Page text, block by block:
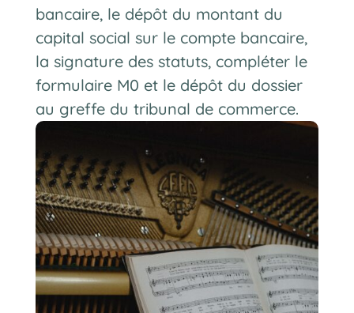
bancaire, le dépôt du montant du
capital social sur le compte bancaire,
la signature des statuts, compléter le
formulaire M0 et le dépôt du dossier
au greffe du tribunal de commerce.